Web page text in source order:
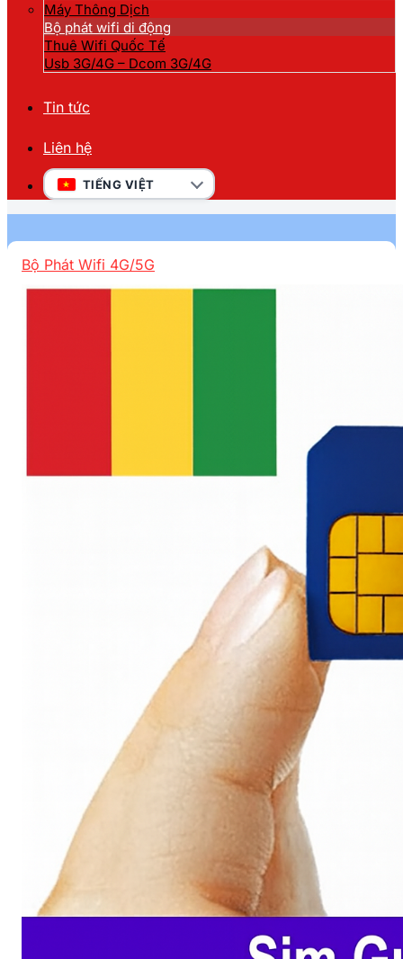
Máy Thông Dịch
Bộ phát wifi di động
Thuê Wifi Quốc Tế
Usb 3G/4G – Dcom 3G/4G
Tin tức
Liên hệ
TIẾNG VIỆT
Bộ Phát Wifi 4G/5G